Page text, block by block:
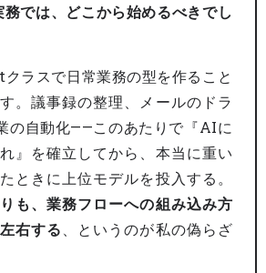
では、どこから始めるべきでし
クラスで日常業務の型を作ること
。議事録の整理、メールのドラ
の自動化——このあたりで『AIに
』を確立してから、本当に重い
ときに上位モデルを投入する。
も、業務フローへの組み込み方
右する
、というのが私の偽らざ